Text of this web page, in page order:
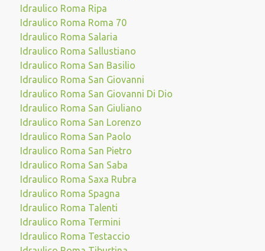
Idraulico Roma Ripa
Idraulico Roma Roma 70
Idraulico Roma Salaria
Idraulico Roma Sallustiano
Idraulico Roma San Basilio
Idraulico Roma San Giovanni
Idraulico Roma San Giovanni Di Dio
Idraulico Roma San Giuliano
Idraulico Roma San Lorenzo
Idraulico Roma San Paolo
Idraulico Roma San Pietro
Idraulico Roma San Saba
Idraulico Roma Saxa Rubra
Idraulico Roma Spagna
Idraulico Roma Talenti
Idraulico Roma Termini
Idraulico Roma Testaccio